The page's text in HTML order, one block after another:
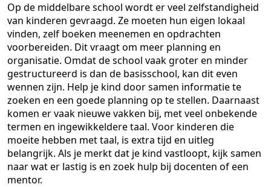
Op de middelbare school wordt er veel zelfstandigheid
van kinderen gevraagd. Ze moeten hun eigen lokaal
vinden, zelf boeken meenemen en opdrachten
voorbereiden. Dit vraagt om meer planning en
organisatie. Omdat de school vaak groter en minder
gestructureerd is dan de basisschool, kan dit even
wennen zijn. Help je kind door samen informatie te
zoeken en een goede planning op te stellen. Daarnaast
komen er vaak nieuwe vakken bij, met veel onbekende
termen en ingewikkeldere taal. Voor kinderen die
moeite hebben met taal, is extra tijd en uitleg
belangrijk. Als je merkt dat je kind vastloopt, kijk samen
naar wat er lastig is en zoek hulp bij docenten of een
mentor.